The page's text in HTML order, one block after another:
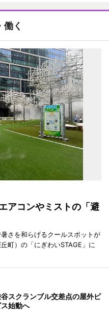
働く
アコンやミストの「避
さを和らげるクールスポットが
町）の「にぎわいSTAGE」に
スクランブル交差点の屋外ビ
始動へ